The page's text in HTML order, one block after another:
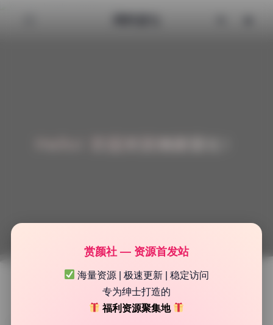
赏颜社 — 资源首发站
海量资源 | 极速更新 | 稳定访问
专为绅士打造的
福利资源聚集地